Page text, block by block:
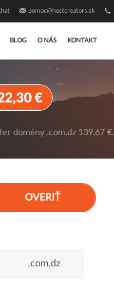
BLOG O NÁS KONTAKT
pomoc@hostcreators.sk
€
domény .com.dz 139,67 €.
OVERIŤ
.com.dz